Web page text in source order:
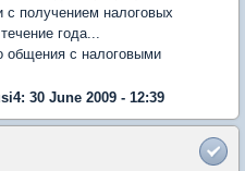
с получением налоговых
года...
общения с налоговыми
30 June 2009 - 12:39